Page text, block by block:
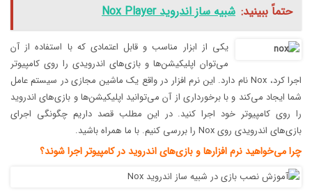
حتماً ببینید: شبیه ساز اندروید Nox Player
یکی از ابزار مناسب و قابل اعتمادی که با استفاده از آن
می‌توان اپلیکیشن‌ها و بازی‌های اندرویدی را روی کامپیوتر
اجرا کرد، Nox نام دارد. این نرم افزار در واقع یک ماشین مجازی در سیستم عامل
شما ایجاد می‌کند و با برخورداری از آن می‌توانید اپلیکیشن‌ها و بازی‌های اندروید
را روی کامپیوتر خود اجرا کنید. در این مطلب قصد داریم چگونگی اجرای
بازی‌های اندرویدی روی Nox را بررسی کنیم. با ما همراه باشید.
چرا می‌خواهید نرم افزار‌ها و بازی‌های اندروید در کامپیوتر اجرا شوند؟